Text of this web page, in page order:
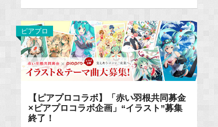
ピアプロ
【ピアプロコラボ】「赤い羽根共同募金
×ピアプロコラボ企画」“イラスト”募集
終了！